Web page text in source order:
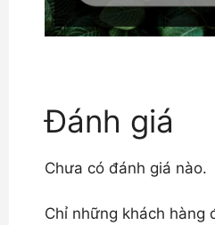
Đánh giá
Chưa có đánh giá nào.
Chỉ những khách hàng